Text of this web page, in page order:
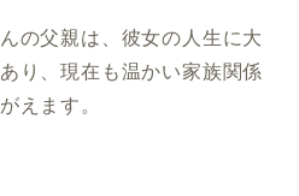
の父親は、彼女の人生に大
り、現在も温かい家族関係
えます。